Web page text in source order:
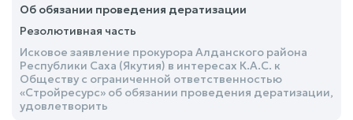
Об обязании проведения дератизации
Резолютивная часть
Исковое заявление прокурора Алданского района
Республики Саха (Якутия) в интересах К.А.С. к
Обществу с ограниченной ответственностью
«Стройресурс» об обязании проведения дератизации,
удовлетворить